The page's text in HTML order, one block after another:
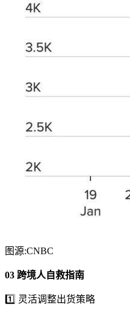
图源:CNBC
03 跨境人自救指南
1️⃣ 灵活调整出货策略